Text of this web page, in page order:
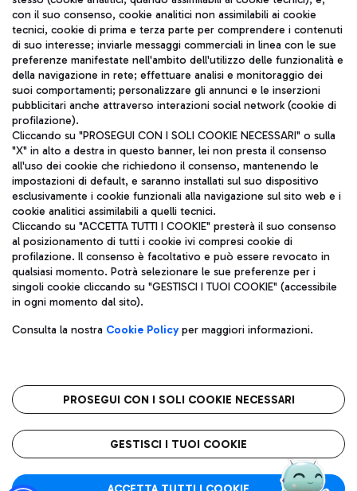
Fast Food
Pizza
Gelateria
Wine Bar & Sparkling
Treno
Raggiungi velocemente l'aeroporto di Fiumicino da Roma
tramite i servizi ferroviari Trenitalia.
Autobus
Scopri le linee di autobus per raggiungere l'aeroporto
Leonardo Da Vinci.
Raggiungi l’aeroporto senza pensieri con il servizio di taxi a
Ristoranti
Scopri la nostra offerta per una pausa gustosa in aeroporto
Mappa Aeroporto Fiumicino
TRAVEL JOURNAL
ITA
Aeroporti di Roma S.p.A. - Società soggetta a direzione e
coordinamento di Mundys S.p.A.
Codice fiscale e Registro delle Imprese di Roma 13032990155 P.
IVA 06572251004
Capitale sociale 62.224.743,00 int. vers.
Sede legale: Via Pier Paolo Racchetti 1 - 00054 Fiumicino (RM)
telefono +39 06 65951
Privacy policy
Note legali
Roma FCO
L'aeroporto stellato
con il suo consenso, cookie analitici non assimilabili ai cookie
tecnici, cookie di prima e terza parte per comprendere i contenuti
di suo interesse; inviarle messaggi commerciali in linea con le sue
preferenze manifestate nell'ambito dell'utilizzo delle funzionalità e
della navigazione in rete; effettuare analisi e monitoraggio dei
suoi comportamenti; personalizzare gli annunci e le inserzioni
pubblicitari anche attraverso interazioni social network (cookie di
profilazione).
Cliccando su "PROSEGUI CON I SOLI COOKIE NECESSARI" o sulla
"X" in alto a destra in questo banner, lei non presta il consenso
all'uso dei cookie che richiedono il consenso, mantenendo le
impostazioni di default, e saranno installati sul suo dispositivo
esclusivamente i cookie funzionali alla navigazione sul sito web e i
cookie analitici assimilabili a quelli tecnici.
Cliccando su "ACCETTA TUTTI I COOKIE" presterà il suo consenso
al posizionamento di tutti i cookie ivi compresi cookie di
profilazione. Il consenso è facoltativo e può essere revocato in
qualsiasi momento. Potrà selezionare le sue preferenze per i
singoli cookie cliccando su "GESTISCI I TUOI COOKIE" (accessibile
in ogni momento dal sito).
Consulta la nostra Cookie Policyper maggiori informazioni.
PROSEGUI CON I SOLI COOKIE NECESSARI
GESTISCI I TUOI COOKIE